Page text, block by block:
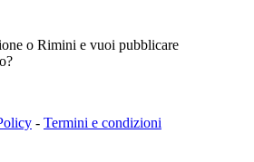
o Rimini e vuoi pubblicare
- Termini e condizioni